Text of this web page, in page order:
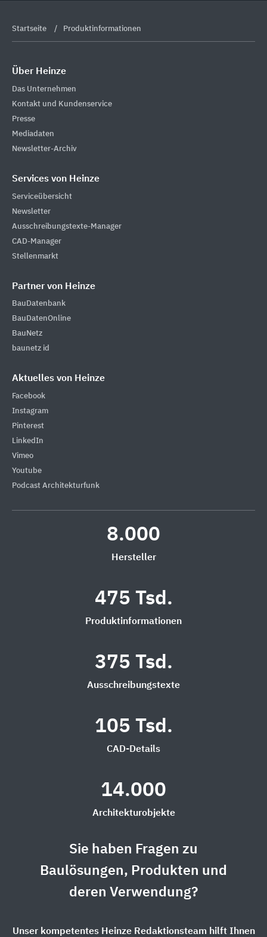
Startseite Produktinformationen
Über Heinze
Das Unternehmen
Kontakt und Kundenservice
Presse
Mediadaten
Newsletter-Archiv
Services von Heinze
Serviceübersicht
Newsletter
Ausschreibungstexte-Manager
CAD-Manager
Stellenmarkt
Partner von Heinze
BauDatenbank
BauDatenOnline
BauNetz
baunetz id
Aktuelles von Heinze
Facebook
Instagram
Pinterest
LinkedIn
Vimeo
Youtube
Podcast Architekturfunk
8.000
Hersteller
475 Tsd.
Produktinformationen
375 Tsd.
Ausschreibungstexte
105 Tsd.
CAD-Details
14.000
Architekturobjekte
Sie haben Fragen zu
Baulösungen, Produkten und
deren Verwendung?
Unser kompetentes Heinze Redaktionsteam hilft Ihnen